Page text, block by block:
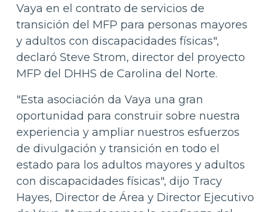
Vaya en el contrato de servicios de
transición del MFP para personas mayores
y adultos con discapacidades físicas",
declaró Steve Strom, director del proyecto
MFP del DHHS de Carolina del Norte.
"Esta asociación da Vaya una gran
oportunidad para construir sobre nuestra
experiencia y ampliar nuestros esfuerzos
de divulgación y transición en todo el
estado para los adultos mayores y adultos
con discapacidades físicas", dijo Tracy
Hayes, Director de Área y Director Ejecutivo